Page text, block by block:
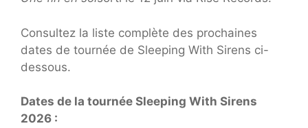
Consultez la liste complète des prochaines
dates de tournée de Sleeping With Sirens ci-
dessous.
Dates de la tournée Sleeping With Sirens
2026 :